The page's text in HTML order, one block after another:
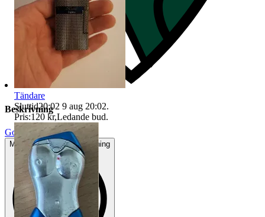
Beskrivning
Gott använt skick
Mindre tecken på användning
Tändare
Sluttid20:02 9 aug 20:02.
Pris:120 kr,Ledande bud.